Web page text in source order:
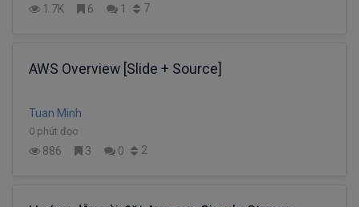
1.7K 6 1 7
AWS Overview [Slide + Source]
Tuan Minh
0 phút đọc
886 3 0 2